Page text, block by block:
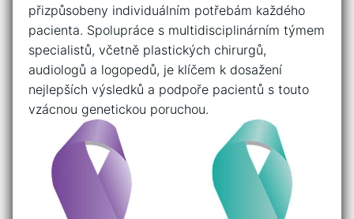
přizpůsobeny individuálním potřebám ​každého
pacienta. Spolupráce s multidisciplinárním týmem
specialistů, včetně ⁣plastických chirurgů,
audiologů a logopedů, je ⁢klíčem k⁣ dosažení
nejlepších ‍výsledků a podpoře pacientů s touto⁢
vzácnou genetickou poruchou.